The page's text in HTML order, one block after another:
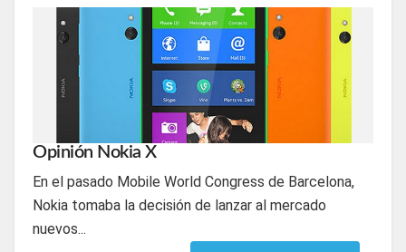
Opinión Nokia X
En el pasado Mobile World Congress de Barcelona,
Nokia tomaba la decisión de lanzar al mercado
nuevos...